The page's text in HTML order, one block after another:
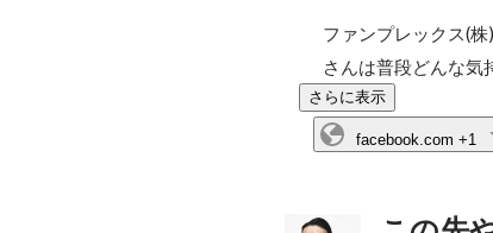
ファンプレックス(
さんは普段どんな気
さらに表示
facebook.com +1